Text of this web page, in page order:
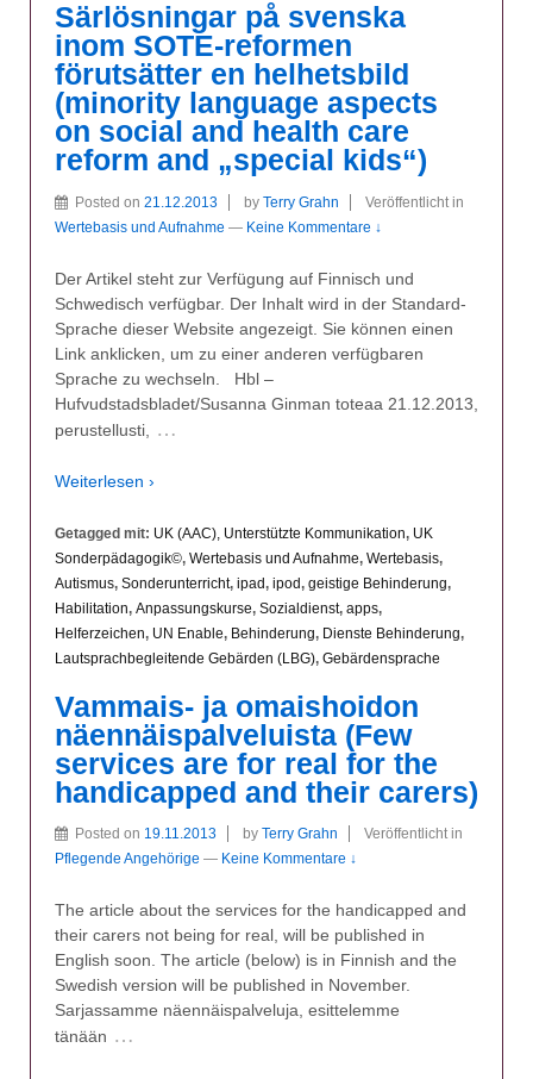
Särlösningar på svenska
inom SOTE-reformen
förutsätter en helhetsbild
(minority language aspects
on social and health care
reform and „special kids“)
Posted on 21.12.2013 by Terry Grahn
Veröffentlicht in
Wertebasis und Aufnahme — Keine Kommentare ↓
Der Artikel steht zur Verfügung auf Finnisch und
Schwedisch verfügbar. Der Inhalt wird in der Standard-
Sprache dieser Website angezeigt. Sie können einen
Link anklicken, um zu einer anderen verfügbaren
Sprache zu wechseln. Hbl –
Hufvudstadsbladet/Susanna Ginman toteaa 21.12.2013,
perustellusti,
…
Weiterlesen ›
Getagged mit: UK (AAC), Unterstützte Kommunikation, UK
Sonderpädagogik©, Wertebasis und Aufnahme, Wertebasis,
Autismus, Sonderunterricht, ipad, ipod, geistige Behinderung,
Habilitation, Anpassungskurse, Sozialdienst, apps,
Helferzeichen, UN Enable, Behinderung, Dienste Behinderung,
Lautsprachbegleitende Gebärden (LBG), Gebärdensprache
Vammais- ja omaishoidon
näennäispalveluista (Few
services are for real for the
handicapped and their carers)
Posted on 19.11.2013 by Terry Grahn
Veröffentlicht in
Pflegende Angehörige — Keine Kommentare ↓
The article about the services for the handicapped and
their carers not being for real, will be published in
English soon. The article (below) is in Finnish and the
Swedish version will be published in November.
Sarjassamme näennäispalveluja, esittelemme
tänään …